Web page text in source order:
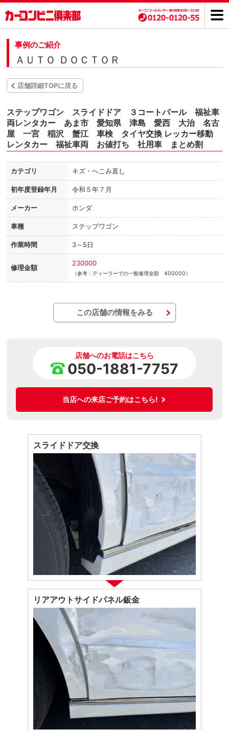
事例のご紹介
ＡＵＴＯ ＤＯＣＴＯＲ
店舗詳細TOPに戻る
ステップワゴン スライドドア ３コートパール 福祉車
両レンタカー あま市 愛知県 津島 愛西 大治 名古
屋 一宮 稲沢 蟹江 車検 タイヤ交換 レッカー移動
レンタカー 福祉車両 お値打ち 社用車 まとめ割
カテゴリ キズ・へこみ直し
初年度登録年月 令和５年７月
メーカー ホンダ
車種 ステップワゴン
作業時間 3～5日
修理金額
230000
（参考：ディーラーでの一般修理金額 400000）
この店舗の情報をみる
店舗へのお電話はこちら
050-1881-7757
当店への来店ご予約はこちら!
スライドドア交換
リアアウトサイドパネル鈑金